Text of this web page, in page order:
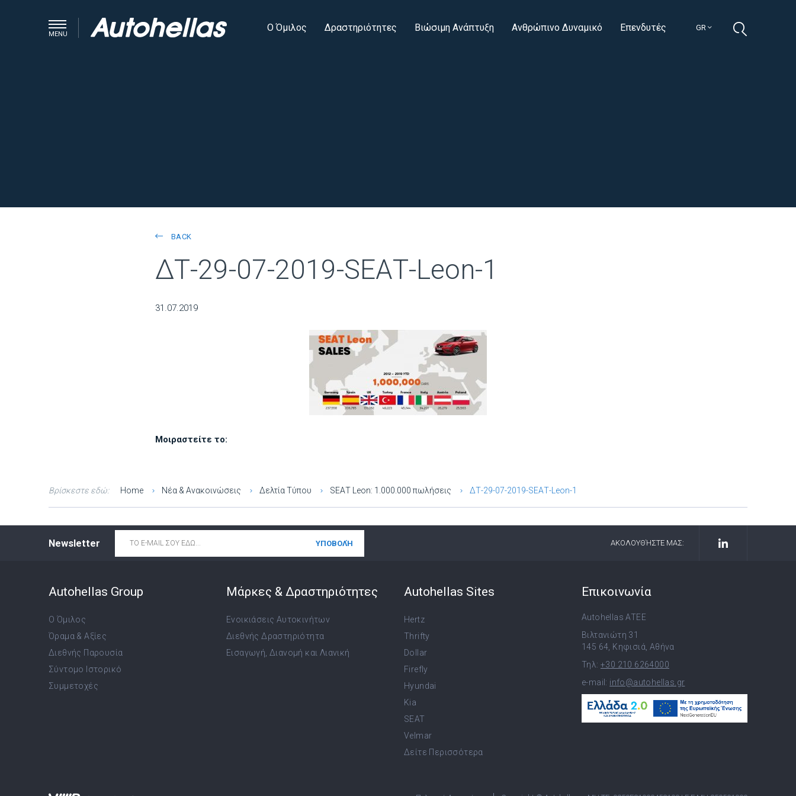
MENU
GR
Ο Όμιλος Δραστηριότητες Βιώσιμη Ανάπτυξη Ανθρώπινο Δυναμικό Επενδυτές
BACK
ΔΤ-29-07-2019-SEAΤ-Leon-1
31.07.2019
Μοιραστείτε το:
Βρίσκεστε εδώ: Home Νέα & Ανακοινώσεις Δελτία Τύπου SEAΤ Leon: 1.000.000 πωλήσεις ΔΤ-29-07-2019-SEAΤ-Leon-1
Newsletter
ΑΚΟΛΟΥΘΉΣΤΕ ΜΑΣ:
Autohellas Group
Ο Όμιλος
Όραμα & Αξίες
Διεθνής Παρουσία
Σύντομο Ιστορικό
Συμμετοχές
Μάρκες & Δραστηριότητες
Ενοικιάσεις Αυτοκινήτων
Διεθνής Δραστηριότητα
Εισαγωγή, Διανομή και Λιανική
Autohellas Sites
Hertz
Thrifty
Dollar
Firefly
Hyundai
Kia
SEAT
Velmar
Δείτε Περισσότερα
Επικοινωνία
Autohellas ATEE
Βιλτανιώτη 31
145 64, Κηφισιά, Αθήνα
Τηλ: +30 210 6264000
e-mail: info@autohellas.gr